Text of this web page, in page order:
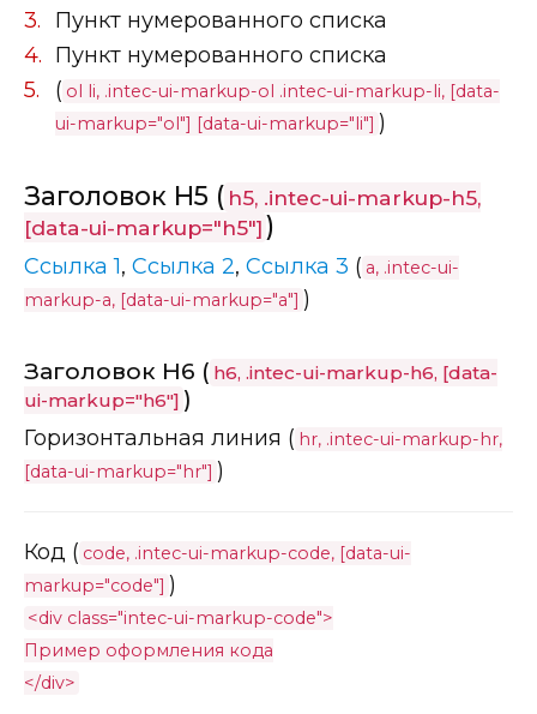
Пункт нумерованного списка
Пункт нумерованного списка
( ol li, .intec-ui-markup-ol .intec-ui-markup-li, [data-
ui-markup="ol"] [data-ui-markup="li"] )
Заголовок H5 ( h5, .intec-ui-markup-h5,
[data-ui-markup="h5"] )
Ссылка 1, Ссылка 2, Ссылка 3 ( a, .intec-ui-
markup-a, [data-ui-markup="a"] )
Заголовок H6 ( h6, .intec-ui-markup-h6, [data-
ui-markup="h6"] )
Горизонтальная линия ( hr, .intec-ui-markup-hr,
[data-ui-markup="hr"] )
Код ( code, .intec-ui-markup-code, [data-ui-
markup="code"] )
<div class="intec-ui-markup-code">
Пример оформления кода
</div>